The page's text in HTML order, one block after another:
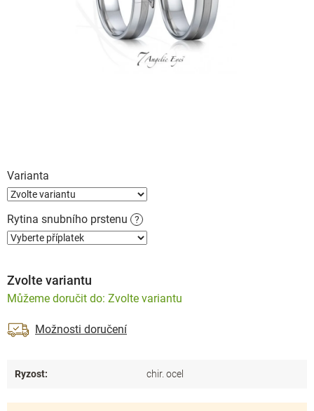
Varianta
Rytina snubního prstenu ?
Zvolte variantu
Zvolte variantu
Možnosti doručení
Ryzost: chir. ocel